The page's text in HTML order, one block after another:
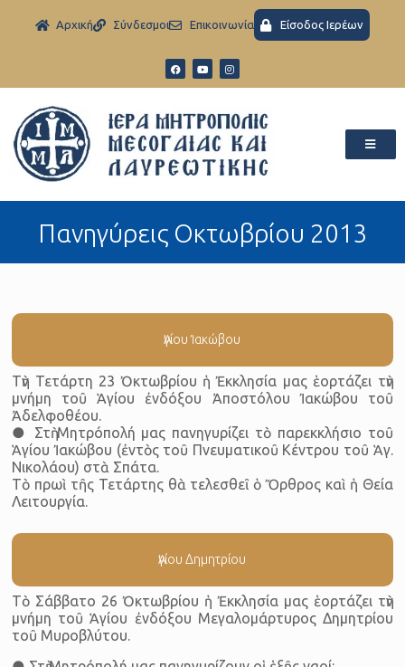
Aρχική Σύνδεσμοι Eπικοινωνία Είσοδος Ιερέων
Πανηγύρεις Οκτωβρίου 2013
Ἁγίου Ἰακώβου
Τὴν Τετάρτη 23 Ὀκτωβρίου ἡ Ἐκκλησία μας ἑορτάζει τὴν
μνήμη τοῦ Ἁγίου ἐνδόξου Ἀποστόλου Ἰακώβου τοῦ
Ἀδελφοθέου.
● Στὴ Μητρόπολή μας πανηγυρίζει τὸ παρεκκλήσιο τοῦ
Ἁγίου Ἰακώβου (ἐντὸς τοῦ Πνευματικοῦ Κέντρου τοῦ Ἁγ.
Νικολάου) στὰ Σπάτα.
Τὸ πρωὶ τῆς Τετάρτης θὰ τελεσθεῖ ὁ Ὄρθρος καὶ ἡ Θεία
Λειτουργία.
Ἁγίου Δημητρίου
Τὸ Σάββατο 26 Ὀκτωβρίου ἡ Ἐκκλησία μας ἑορτάζει τὴν
μνήμη τοῦ Ἁγίου ἐνδόξου Μεγαλομάρτυρος Δημητρίου
τοῦ Μυροβλύτου.